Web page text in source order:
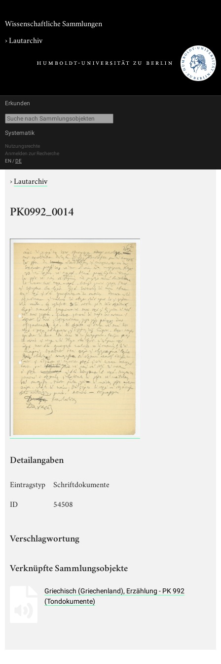
Wissenschaftliche Sammlungen
›Lautarchiv
Erkunden
Systematik
Nutzungsrechte
Anmelden zur Recherche
EN / DE
›Lautarchiv
PK0992_0014
Detailangaben
Eintragstyp
Schriftdokumente
ID
54508
Verschlagwortung
Verknüpfte Sammlungsobjekte
Griechisch (Griechenland), Erzählung - PK 992
(Tondokumente)